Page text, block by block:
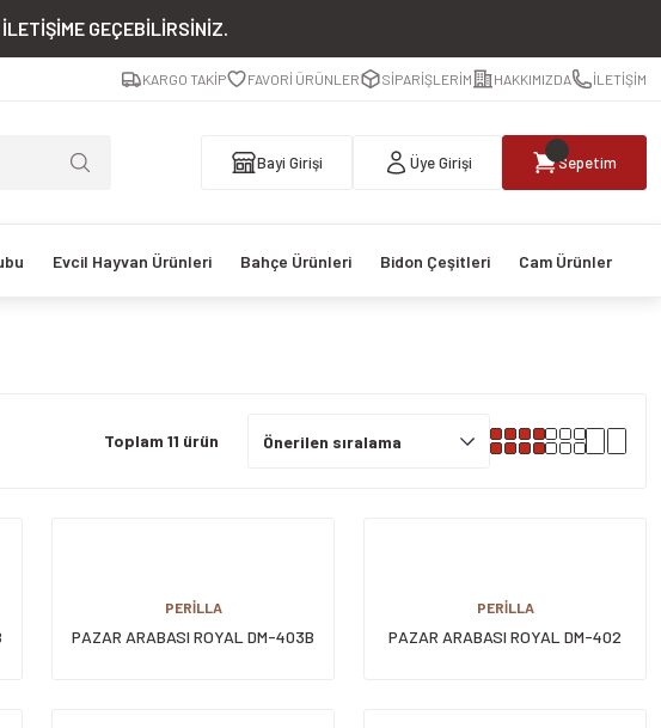
GEÇEBİLİRSİNİZ.
KARGO TAKİP FAVORİ ÜRÜNLER SİPARİŞLERİM HAKKIMIZDA İLETİŞİM
Bayi Girişi Üye Girişi Sepetim
Evcil Hayvan Ürünleri Bahçe Ürünleri Bidon Çeşitleri Cam Ürünler
Toplam 11 ürün
PERİLLA
PAZAR ARABASI ROYAL DM-403B
PERİLLA
PAZAR ARABASI ROYAL DM-402